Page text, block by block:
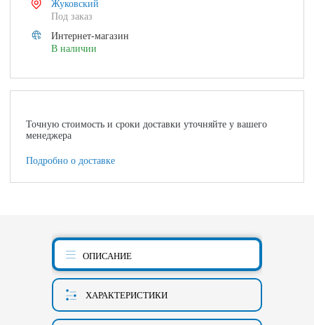
Жуковский
Под заказ
Интернет-магазин
В наличии
Точную стоимость и сроки доставки уточняйте у вашего
менеджера
Подробно о доставке
ОПИСАНИЕ
ХАРАКТЕРИСТИКИ